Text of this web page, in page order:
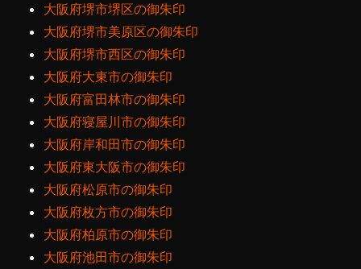
大阪府堺市堺区の御朱印
大阪府堺市美原区の御朱印
大阪府堺市西区の御朱印
大阪府大東市の御朱印
大阪府富田林市の御朱印
大阪府寝屋川市の御朱印
大阪府岸和田市の御朱印
大阪府東大阪市の御朱印
大阪府松原市の御朱印
大阪府枚方市の御朱印
大阪府柏原市の御朱印
大阪府池田市の御朱印